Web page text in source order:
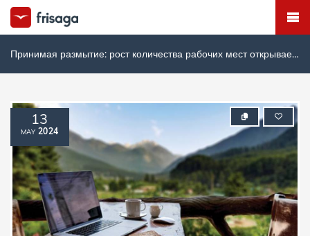
Принимая размытие: рост количества рабочих мест открывает новую эру культуры удаленной работы
13
MAY 2024